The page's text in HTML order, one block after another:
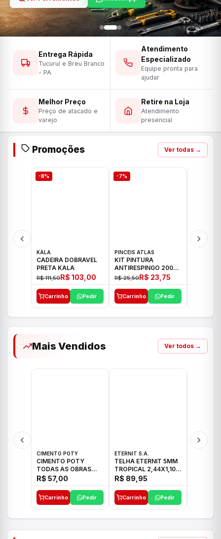
Entrega Rápida
Tucuruí e Breu Branco
- PA
Atendimento
Especializado
Equipe pronta para
ajudar
Melhor Preço
Preço de atacado e
varejo
Retire na Loja
Atendimento
presencial
Promoções Ver todas →
-8%
KALA
CADEIRA DOBRAVEL
PRETA KALA
R$ 111,50R$ 103,00
Carrinho Pedir
-7%
PINCEIS ATLAS
KIT PINTURA
ANTIRESPINGO 2003
ATLAS 03 PCS
R$ 25,50R$ 23,75
Carrinho Pedir
Mais Vendidos Ver todos →
CIMENTO POTY
CIMENTO POTY
TODAS AS OBRAS
50KG CP-II F/32
R$ 57,00
Carrinho Pedir
ETERNIT S.A.
TELHA ETERNIT 5MM
TROPICAL 2,44X1,10
27,10KG
R$ 89,95
Carrinho Pedir